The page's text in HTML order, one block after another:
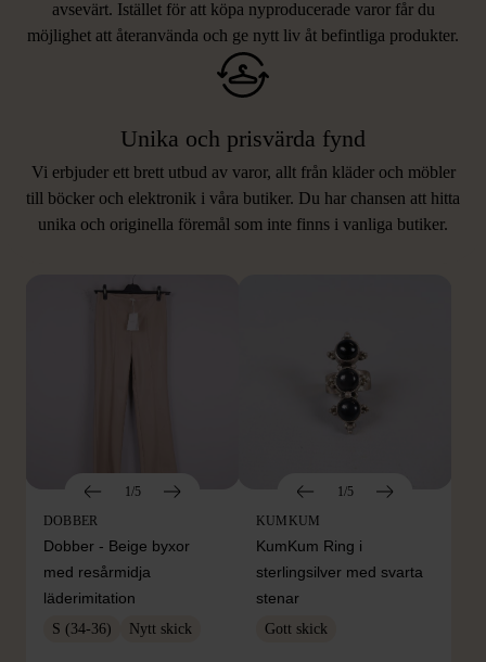
avsevärt. Istället för att köpa nyproducerade varor får du
möjlighet att återanvända och ge nytt liv åt befintliga produkter.
Unika och prisvärda fynd
Vi erbjuder ett brett utbud av varor, allt från kläder och möbler
till böcker och elektronik i våra butiker. Du har chansen att hitta
unika och originella föremål som inte finns i vanliga butiker.
LIKNANDE PRODUKTER
Hitta produkter som påminner om denna
1/5
DOBBER
Dobber - Beige byxor
med resårmidja
läderimitation
S (34-36) Nytt skick
1/5
KUMKUM
KumKum Ring i
sterlingsilver med svarta
stenar
Gott skick